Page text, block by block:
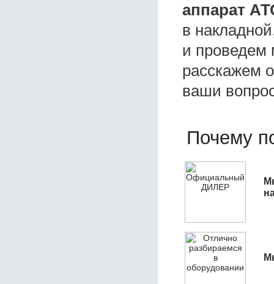
аппарат
в
и проведем
расскажем
ваши
Почему